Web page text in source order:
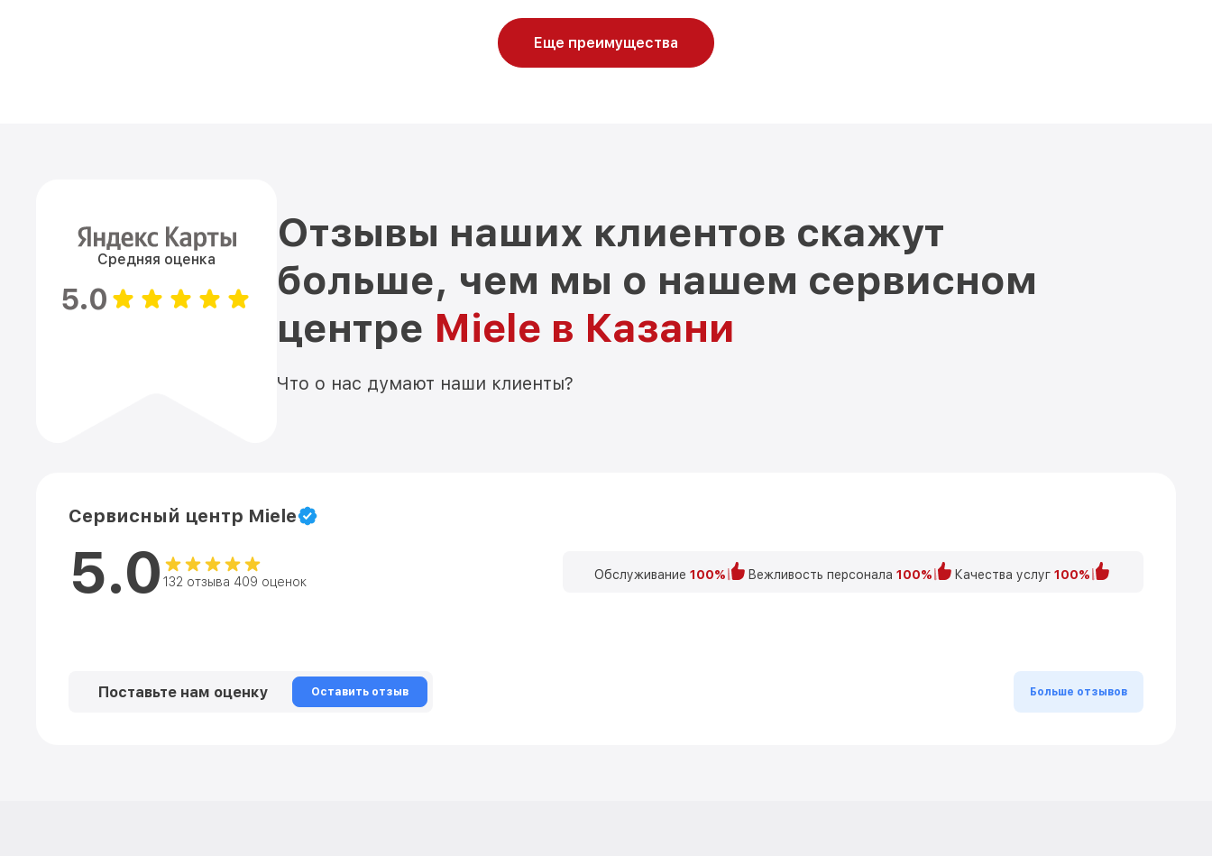
Еще преимущества
Средняя оценка
5.0
Отзывы наших клиентов скажут
больше, чем мы о нашем сервисном
центре Miele в Казани
Что о нас думают наши клиенты?
Сервисный центр Miele
5.0 132 отзыва 409 оценок Обслуживание 100% Вежливость персонала 100% Качества услуг 100%
Поставьте нам оценку Оставить отзыв Больше отзывов